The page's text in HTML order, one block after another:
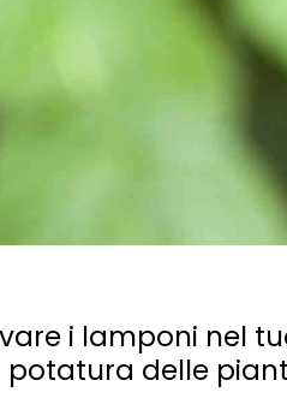
i lamponi nel
delle